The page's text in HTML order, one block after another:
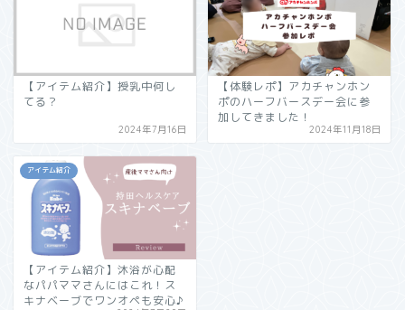
【アイテム紹介】授乳中何し
てる？
2024年7月16日
【体験レポ】アカチャンホン
ポのハーフバースデー会に参
加してきました！
2024年11月18日
アイテム紹介
【アイテム紹介】沐浴が心配
なパパママさんにはこれ！ス
キナベーブでワンオペも安心♪